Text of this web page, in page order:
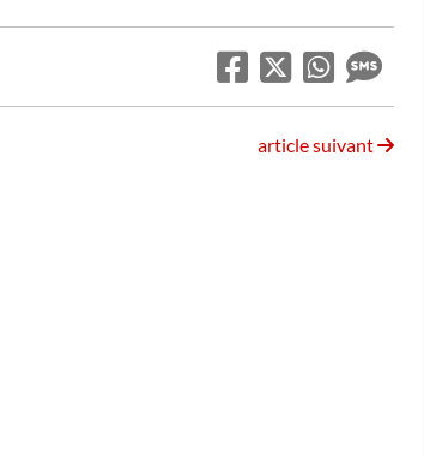
article suivant